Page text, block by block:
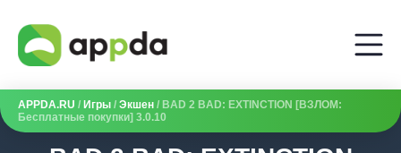
APPDA.RU / Игры / Экшен / BAD 2 BAD: EXTINCTION [ВЗЛОМ:
Бесплатные покупки] 3.0.10